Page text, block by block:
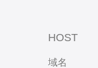
HOST
域名